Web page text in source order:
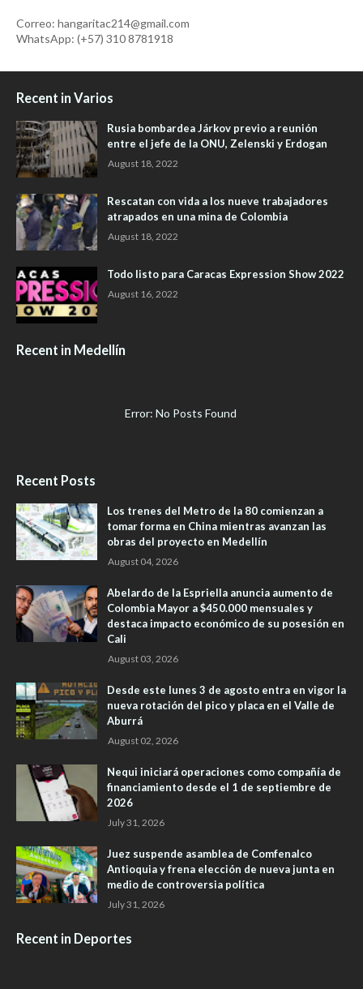
Correo: hangaritac214@gmail.com
WhatsApp: (+57) 310 8781918
Recent in Varios
Rusia bombardea Járkov previo a reunión
entre el jefe de la ONU, Zelenski y Erdogan
August 18, 2022
Rescatan con vida a los nueve trabajadores
atrapados en una mina de Colombia
August 18, 2022
Todo listo para Caracas Expression Show 2022
August 16, 2022
Recent in Medellín
Error: No Posts Found
Recent Posts
Los trenes del Metro de la 80 comienzan a
tomar forma en China mientras avanzan las
obras del proyecto en Medellín
August 04, 2026
Abelardo de la Espriella anuncia aumento de
Colombia Mayor a $450.000 mensuales y
destaca impacto económico de su posesión en
Cali
August 03, 2026
Desde este lunes 3 de agosto entra en vigor la
nueva rotación del pico y placa en el Valle de
Aburrá
August 02, 2026
Nequi iniciará operaciones como compañía de
financiamiento desde el 1 de septiembre de
2026
July 31, 2026
Juez suspende asamblea de Comfenalco
Antioquia y frena elección de nueva junta en
medio de controversia política
July 31, 2026
Recent in Deportes